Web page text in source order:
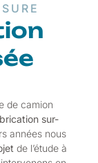
de camion
sur-
années nous
de l’étude à